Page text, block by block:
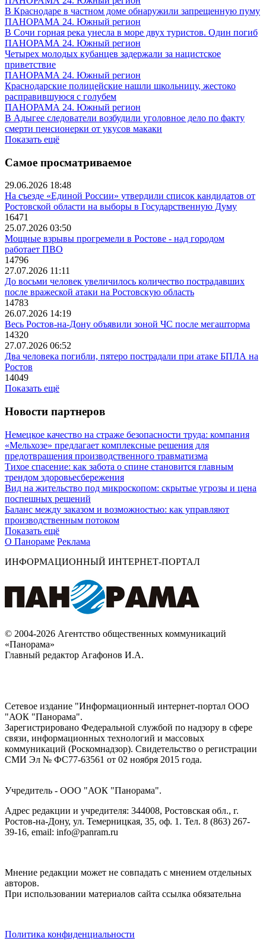
В Краснодаре в частном доме обнаружили запрещенную пуму
ПАНОРАМА 24. Южный регион
В Сочи горная река унесла в море двух туристов. Один погиб
ПАНОРАМА 24. Южный регион
Четырех молодых кубанцев задержали за нацистское
приветствие
ПАНОРАМА 24. Южный регион
Краснодарские полицейские нашли школьницу, жестоко
расправившуюся с голубем
ПАНОРАМА 24. Южный регион
В Адыгее следователи возбудили уголовное дело по факту
смерти пенсионерки от укусов макаки
Показать ещё
Самое просматриваемое
29.06.2026 18:48
На съезде «Единой России» утвердили список кандидатов от
Ростовской области на выборы в Государственную Думу
16471
25.07.2026 03:50
Мощные взрывы прогремели в Ростове - над городом
работает ПВО
14796
27.07.2026 11:11
До восьми человек увеличилось количество пострадавших
после вражеской атаки на Ростовскую область
14783
26.07.2026 14:19
Весь Ростов-на-Дону объявили зоной ЧС после мегашторма
14320
27.07.2026 06:52
Два человека погибли, пятеро пострадали при атаке БПЛА на
Ростов
14049
Показать ещё
Новости партнеров
Немецкое качество на страже безопасности труда: компания
«Мельхозе» предлагает комплексные решения для
предотвращения производственного травматизма
Тихое спасение: как забота о спине становится главным
трендом здоровьесбережения
Вид на жительство под микроскопом: скрытые угрозы и цена
поспешных решений
Баланс между заказом и возможностью: как управляют
производственным потоком
Показать ещё
О Панораме Реклама
ИНФОРМАЦИОННЫЙ ИНТЕРНЕТ-ПОРТАЛ
© 2004-2026 Агентство общественных коммуникаций
«Панорама»
Главный редактор Агафонов И.А.
Сетевое издание "Информационный интернет-портал ООО
"АОК "Панорама".
Зарегистрировано Федеральной службой по надзору в сфере
связи, информационных технологий и массовых
коммуникаций (Роскомнадзор). Cвидетельство о регистрации
СМИ Эл № ФС77-63561 от 02 ноября 2015 года.
Учредитель - ООО "АОК "Панорама".
Адрес редакции и учредителя: 344008, Ростовская обл., г.
Ростов-на-Дону, ул. Темерницкая, 35, оф. 1. Тел. 8 (863) 267-
39-16, email: info@panram.ru
Мнение редакции может не совпадать с мнением отдельных
авторов.
При использовании материалов сайта ссылка обязательна
Политика конфиденциальности